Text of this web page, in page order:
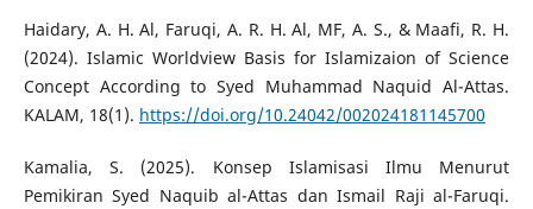
Haidary, A. H. Al, Faruqi, A. R. H. Al, MF, A. S., & Maafi, R. H.
(2024). Islamic Worldview Basis for Islamizaion of Science
Concept According to Syed Muhammad Naquid Al-Attas.
KALAM, 18(1). https://doi.org/10.24042/002024181145700
Kamalia, S. (2025). Konsep Islamisasi Ilmu Menurut
Pemikiran Syed Naquib al-Attas dan Ismail Raji al-Faruqi.